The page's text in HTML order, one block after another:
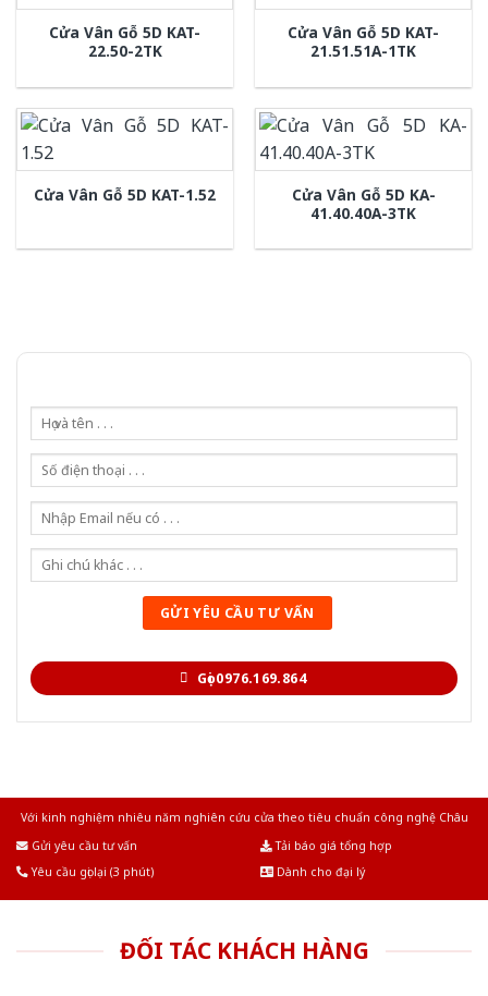
Cửa Vân Gỗ 5D KAT-
22.50-2TK
Cửa Vân Gỗ 5D KAT-
21.51.51A-1TK
Cửa Vân Gỗ 5D KAT-1.52
Cửa Vân Gỗ 5D KA-
41.40.40A-3TK
Gọi 0976.169.864
Với kinh nghiệm nhiêu năm nghiên cứu cửa theo tiêu chuẩn công nghệ Châu
Gửi yêu cầu tư vấn
Tải báo giá tổng hợp
Yêu cầu gọi lại (3 phút)
Dành cho đại lý
ĐỐI TÁC KHÁCH HÀNG